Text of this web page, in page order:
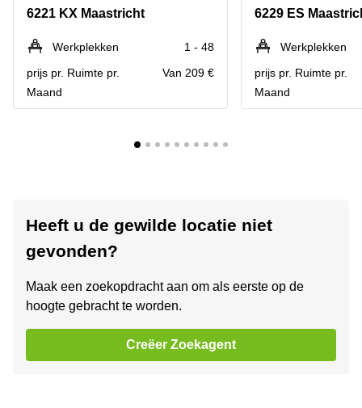
6221 KX Maastricht
Werkplekken
1 - 48
prijs pr. Ruimte pr.
Maand
Van 209 €
6229 ES
Werkplekken
prijs pr. Ruimte pr.
Maand
Heeft u de gewilde locatie niet
gevonden?
Maak een zoekopdracht aan om als eerste op de
hoogte gebracht te worden.
Creëer Zoekagent